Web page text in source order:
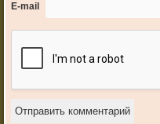
E-mail